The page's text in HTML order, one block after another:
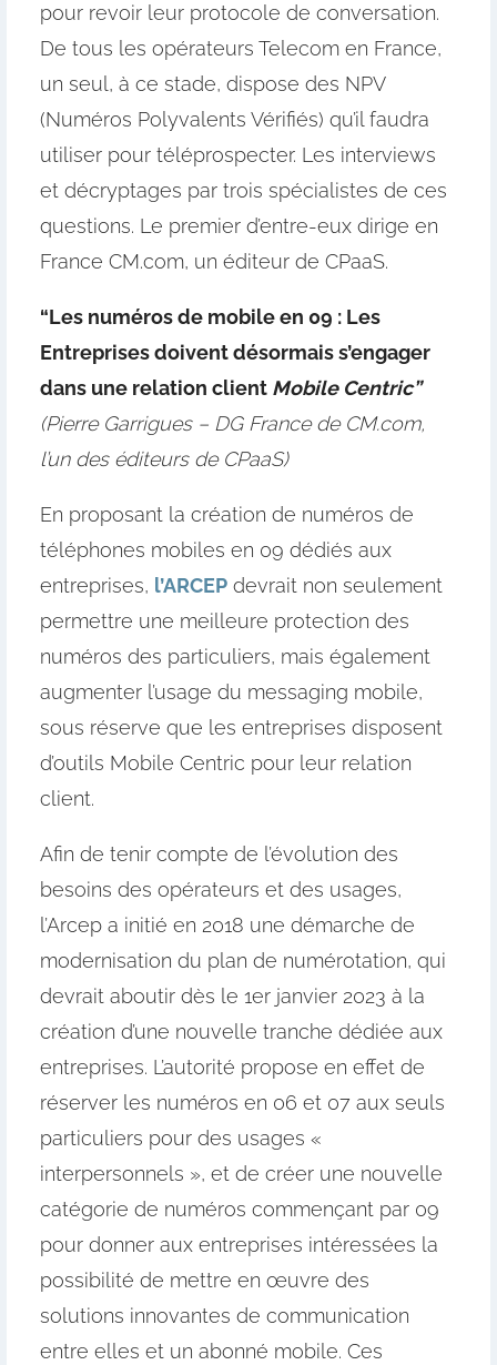
pour revoir leur protocole de conversation.
De tous les opérateurs Telecom en France,
un seul, à ce stade, dispose des NPV
(Numéros Polyvalents Vérifiés) qu’il faudra
utiliser pour téléprospecter. Les interviews
et décryptages par trois spécialistes de ces
questions. Le premier d’entre-eux dirige en
France CM.com, un éditeur de CPaaS.
“Les numéros de mobile en 09 : Les
Entreprises doivent désormais s’engager
dans une relation client Mobile Centric”
(Pierre Garrigues – DG France de CM.com,
l’un des éditeurs de CPaaS)
En proposant la création de numéros de
téléphones mobiles en 09 dédiés aux
entreprises, l’ARCEP devrait non seulement
permettre une meilleure protection des
numéros des particuliers, mais également
augmenter l’usage du messaging mobile,
sous réserve que les entreprises disposent
d’outils Mobile Centric pour leur relation
client.
Afin de tenir compte de l’évolution des
besoins des opérateurs et des usages,
l’Arcep a initié en 2018 une démarche de
modernisation du plan de numérotation, qui
devrait aboutir dès le 1er janvier 2023 à la
création d’une nouvelle tranche dédiée aux
entreprises. L’autorité propose en effet de
réserver les numéros en 06 et 07 aux seuls
particuliers pour des usages «
interpersonnels », et de créer une nouvelle
catégorie de numéros commençant par 09
pour donner aux entreprises intéressées la
possibilité de mettre en œuvre des
solutions innovantes de communication
entre elles et un abonné mobile. Ces